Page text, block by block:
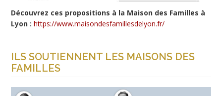
Découvrez ces propositions à la Maison des Familles à
Lyon : https://www.maisondesfamillesdelyon.fr/
ILS SOUTIENNENT LES MAISONS DES
FAMILLES